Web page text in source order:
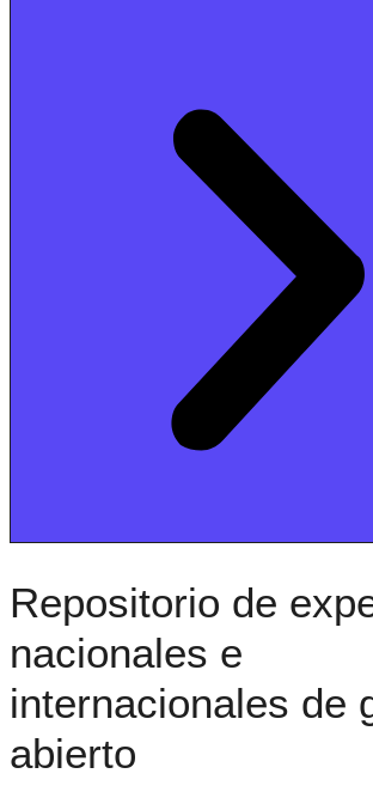
Repositorio de
nacionales e
internacionales de
abierto